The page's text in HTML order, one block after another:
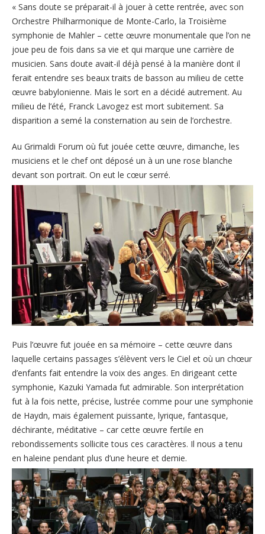
« Sans doute se préparait-il à jouer à cette rentrée, avec son
Orchestre Philharmonique de Monte-Carlo, la Troisième
symphonie de Mahler – cette œuvre monumentale que l’on ne
joue peu de fois dans sa vie et qui marque une carrière de
musicien. Sans doute avait-il déjà pensé à la manière dont il
ferait entendre ses beaux traits de basson au milieu de cette
œuvre babylonienne. Mais le sort en a décidé autrement. Au
milieu de l’été, Franck Lavogez est mort subitement. Sa
disparition a semé la consternation au sein de l’orchestre.
Au Grimaldi Forum où fut jouée cette œuvre, dimanche, les
musiciens et le chef ont déposé un à un une rose blanche
devant son portrait. On eut le cœur serré.
Puis l’œuvre fut jouée en sa mémoire – cette œuvre dans
laquelle certains passages s’élèvent vers le Ciel et où un chœur
d’enfants fait entendre la voix des anges. En dirigeant cette
symphonie, Kazuki Yamada fut admirable. Son interprétation
fut à la fois nette, précise, lustrée comme pour une symphonie
de Haydn, mais également puissante, lyrique, fantasque,
déchirante, méditative – car cette œuvre fertile en
rebondissements sollicite tous ces caractères. Il nous a tenu
en haleine pendant plus d’une heure et demie.